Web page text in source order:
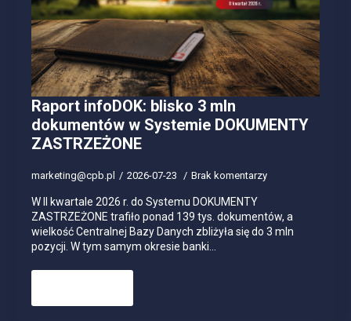
Raport infoDOK: blisko 3 mln
dokumentów w Systemie DOKUMENTY
ZASTRZEŻONE
marketing@cpb.pl 2026-07-23 Brak komentarzy
W II kwartale 2026 r. do Systemu DOKUMENTY
ZASTRZEŻONE trafiło ponad 139 tys. dokumentów, a
wielkość Centralnej Bazy Danych zbliżyła się do 3 mln
pozycji. W tym samym okresie banki…